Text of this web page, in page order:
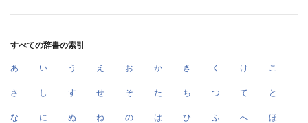
すべての辞書の索引
あ い う え お か き く け こ
さ し す せ そ た ち つ て と
な に ぬ ね の は ひ ふ へ ほ